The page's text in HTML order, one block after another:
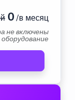
0 /в месяц
не включены